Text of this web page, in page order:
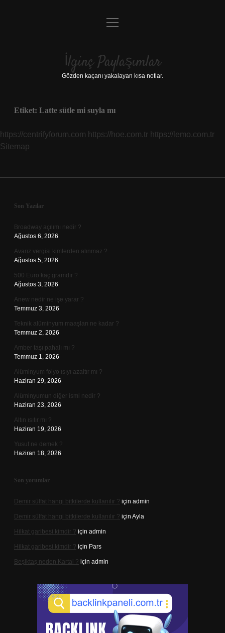
Anasayfa
Yasal Uyarı
menüyü
İlginç Paylaşımlar
Gözden kaçanı yakalayan kısa notlar.
Etiket: Latte sütle mi suyla mı
https://centrifyforum.com https://hoe.com.tr https://lemo.com.tr
Sitemap
Sidebar
Son Yazılar
Broadway açılımı nedir ?
Ağustos 6, 2026
Avarız vergisi kimlerden alınmaz ?
Ağustos 5, 2026
500 Euro kaç gramdır ?
Ağustos 3, 2026
Anew nedir ne işe yarar ?
Temmuz 3, 2026
Teknik alüminyum maaşları ne kadar ?
Temmuz 2, 2026
Amber taşı pahalı mı ?
Temmuz 1, 2026
Alüminyum folyo ısıyı azaltır mı ?
Haziran 29, 2026
Alüminyumun diğer ismi nedir ?
Haziran 23, 2026
Altın ısıtır mı ?
Haziran 19, 2026
Yusuf ne demek ?
Haziran 18, 2026
Son yorumlar
Demir sülfat hangi bitkilerde kullanılır ? için admin
Demir sülfat hangi bitkilerde kullanılır ? için Ayla
Hilkat garibesi kimdir ? için admin
Hilkat garibesi kimdir ? için Pars
Beşiktaş neden Kartal ? için admin